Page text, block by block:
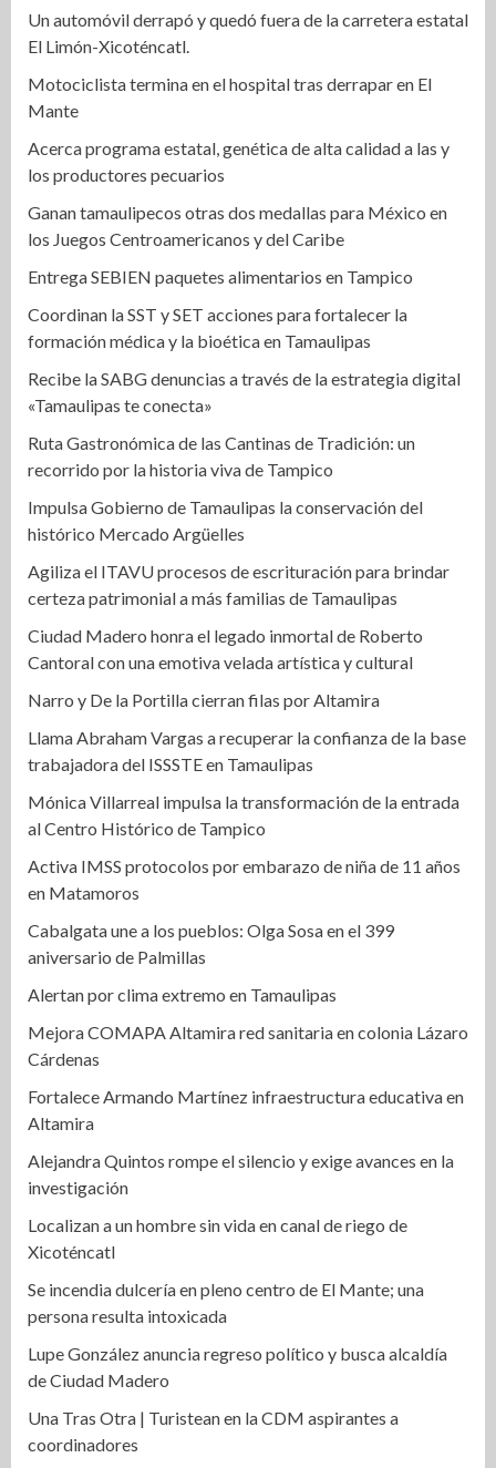
Un automóvil derrapó y quedó fuera de la carretera estatal
El Limón-Xicoténcatl.
Motociclista termina en el hospital tras derrapar en El
Mante
Acerca programa estatal, genética de alta calidad a las y
los productores pecuarios
Ganan tamaulipecos otras dos medallas para México en
los Juegos Centroamericanos y del Caribe
Entrega SEBIEN paquetes alimentarios en Tampico
Coordinan la SST y SET acciones para fortalecer la
formación médica y la bioética en Tamaulipas
Recibe la SABG denuncias a través de la estrategia digital
«Tamaulipas te conecta»
Ruta Gastronómica de las Cantinas de Tradición: un
recorrido por la historia viva de Tampico
Impulsa Gobierno de Tamaulipas la conservación del
histórico Mercado Argüelles
Agiliza el ITAVU procesos de escrituración para brindar
certeza patrimonial a más familias de Tamaulipas
Ciudad Madero honra el legado inmortal de Roberto
Cantoral con una emotiva velada artística y cultural
Narro y De la Portilla cierran filas por Altamira
Llama Abraham Vargas a recuperar la confianza de la base
trabajadora del ISSSTE en Tamaulipas
Mónica Villarreal impulsa la transformación de la entrada
al Centro Histórico de Tampico
Activa IMSS protocolos por embarazo de niña de 11 años
en Matamoros
Cabalgata une a los pueblos: Olga Sosa en el 399
aniversario de Palmillas
Alertan por clima extremo en Tamaulipas
Mejora COMAPA Altamira red sanitaria en colonia Lázaro
Cárdenas
Fortalece Armando Martínez infraestructura educativa en
Altamira
Alejandra Quintos rompe el silencio y exige avances en la
investigación
Localizan a un hombre sin vida en canal de riego de
Xicoténcatl
Se incendia dulcería en pleno centro de El Mante; una
persona resulta intoxicada
Lupe González anuncia regreso político y busca alcaldía
de Ciudad Madero
Una Tras Otra | Turistean en la CDM aspirantes a
coordinadores